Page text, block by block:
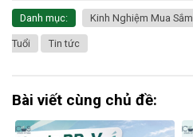
Danh mục: Kinh Nghiệm Mua Sắm
Tuổi Tin tức
Bài viết cùng chủ đề: